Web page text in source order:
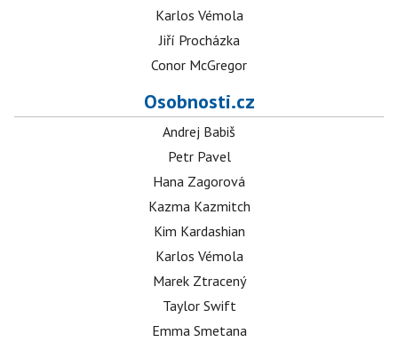
Karlos Vémola
Jiří Procházka
Conor McGregor
Osobnosti.cz
Andrej Babiš
Petr Pavel
Hana Zagorová
Kazma Kazmitch
Kim Kardashian
Karlos Vémola
Marek Ztracený
Taylor Swift
Emma Smetana